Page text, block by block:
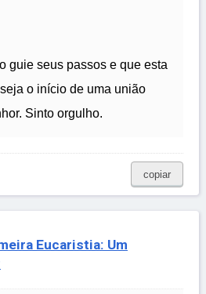
guie seus passos e que esta
o início de uma união
Sinto orgulho.
copiar
Eucaristia: Um